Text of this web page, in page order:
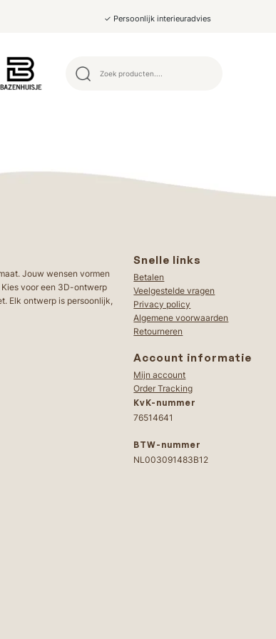
✓ Persoonlijk interieuradvies
Jouw wensen vormen
voor een 3D-ontwerp
Elk ontwerp is persoonlijk,
Snelle links
Betalen
Veelgestelde vragen
Privacy policy
Algemene voorwaarden
Retourneren
Account informatie
Mijn account
Order Tracking
KvK-nummer
76514641
BTW-nummer
NL003091483B12